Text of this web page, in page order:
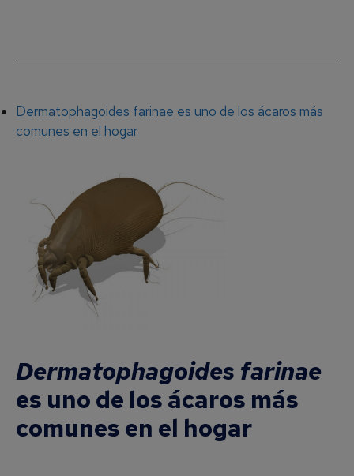
Dermatophagoides farinae es uno de los ácaros más
comunes en el hogar
Dermatophagoides farinae
es uno de los ácaros más
comunes en el hogar